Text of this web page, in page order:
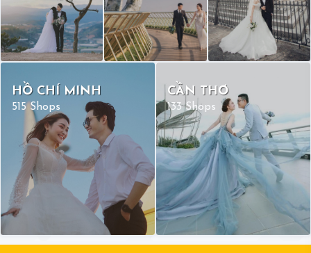
HỒ CHÍ MINH
515 Shops
CẦN THƠ
133 Shops